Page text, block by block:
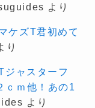
より
ケズT君初めて
り
ジャスターフ
ｃｍ他！あの1
より